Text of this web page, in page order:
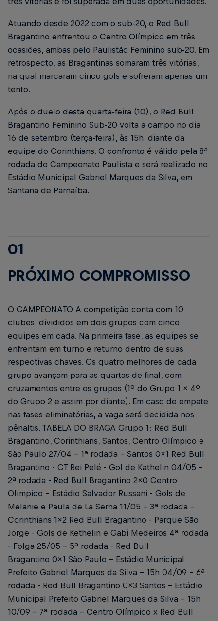
Atuando desde 2022 com o sub-20, o Red Bull
Bragantino enfrentou o Centro Olímpico em três
ocasiões, ambas pelo Paulistão Feminino sub-20. Em
retrospecto, as Bragantinas somaram três vitórias,
na qual marcaram cinco gols e sofreram apenas um
tento.
Após o duelo desta quarta-feira (10), o Red Bull
Bragantino Feminino Sub-20 volta a campo no dia
16 de setembro (terça-feira), às 15h, diante da
equipe do Corinthians. O confronto é válido pela 8ª
rodada do Campeonato Paulista e será realizado no
Estádio Municipal Gabriel Marques da Silva, em
Santana de Parnaíba.
01
PRÓXIMO COMPROMISSO
O CAMPEONATO A competição conta com 10
clubes, divididos em dois grupos com cinco
equipes em cada. Na primeira fase, as equipes se
enfrentam em turno e returno dentro de suas
respectivas chaves. Os quatro melhores de cada
grupo avançam para as quartas de final, com
cruzamentos entre os grupos (1º do Grupo 1 x 4º
do Grupo 2 e assim por diante). Em caso de empate
nas fases eliminatórias, a vaga será decidida nos
pênaltis. TABELA DO BRAGA Grupo 1: Red Bull
Bragantino, Corinthians, Santos, Centro Olímpico e
São Paulo 27/04 - 1ª rodada - Santos 0x1 Red Bull
Bragantino - CT Rei Pelé - Gol de Kathelin 04/05 -
2ª rodada - Red Bull Bragantino 2x0 Centro
Olímpico - Estádio Salvador Russani - Gols de
Melanie e Paula de La Serna 11/05 - 3ª rodada -
Corinthians 1x2 Red Bull Bragantino - Parque São
Jorge - Gols de Kethelin e Gabi Medeiros 4ª rodada
- Folga 25/05 - 5ª rodada - Red Bull
Bragantino 0x1 São Paulo - Estádio Municipal
Prefeito Gabriel Marques da Silva - 15h 04/09 - 6ª
rodada - Red Bull Bragantino 0x3 Santos - Estádio
Municipal Prefeito Gabriel Marques da Silva - 15h
10/09 - 7ª rodada - Centro Olímpico x Red Bull